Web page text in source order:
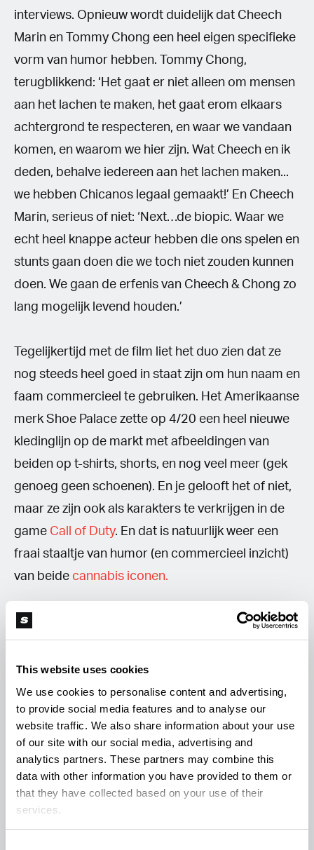
This website uses cookies
We use cookies to personalise content and advertising,
to provide social media features and to analyse our
website traffic. We also share information about your use
of our site with our social media, advertising and
analytics partners. These partners may combine this
data with other information you have provided to them or
that they have collected based on your use of their
services.
interviews. Opnieuw wordt duidelijk dat Cheech
Marin en Tommy Chong een heel eigen specifieke
vorm van humor hebben. Tommy Chong,
terugblikkend: ‘Het gaat er niet alleen om mensen
aan het lachen te maken, het gaat erom elkaars
achtergrond te respecteren, en waar we vandaan
komen, en waarom we hier zijn. Wat Cheech en ik
deden, behalve iedereen aan het lachen maken...
we hebben Chicanos legaal gemaakt!’ En Cheech
Marin, serieus of niet: ‘Next…de biopic. Waar we
echt heel knappe acteur hebben die ons spelen en
stunts gaan doen die we toch niet zouden kunnen
doen. We gaan de erfenis van Cheech & Chong zo
lang mogelijk levend houden.’
Tegelijkertijd met de film liet het duo zien dat ze
nog steeds heel goed in staat zijn om hun naam en
faam commercieel te gebruiken. Het Amerikaanse
merk Shoe Palace zette op 4/20 een heel nieuwe
kledinglijn op de markt met afbeeldingen van
beiden op t-shirts, shorts, en nog veel meer (gek
genoeg geen schoenen). En je gelooft het of niet,
maar ze zijn ook als karakters te verkrijgen in de
game Call of Duty. En dat is natuurlijk weer een
fraai staaltje van humor (en commercieel inzicht)
van beide cannabis iconen.